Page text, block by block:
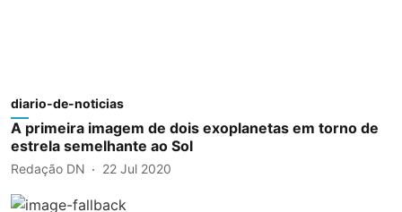
diario-de-noticias
A primeira imagem de dois exoplanetas em torno de
estrela semelhante ao Sol
Redação DN 22 Jul 2020